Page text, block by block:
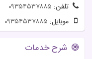
تلفن: ۰۹۳۵۴۵۳۷۸۸۵
موبایل: ۰۹۳۵۴۵۳۷۸۸۵
شرح خدمات